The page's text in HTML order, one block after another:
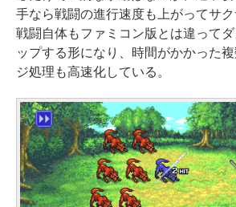
手なら戦闘の進行速度も上がってサ
戦闘自体もファミコン版とは違って
ップする形になり、時間がかかった
ジ処理も高速化している。